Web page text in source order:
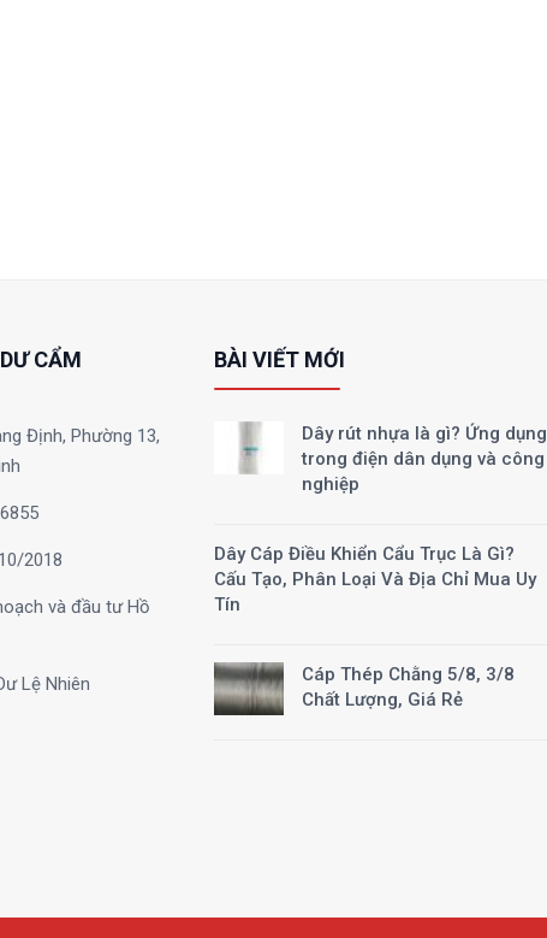
CẨM
Định, Phường 13,
2018
và đầu tư Hồ
Lệ Nhiên
BÀI VIẾT MỚI
Dây rút nhựa là gì? Ứng dụng
trong điện dân dụng và công
nghiệp
Dây Cáp Điều Khiển Cẩu Trục Là Gì?
Cấu Tạo, Phân Loại Và Địa Chỉ Mua Uy
Tín
Cáp Thép Chằng 5/8, 3/8
Chất Lượng, Giá Rẻ